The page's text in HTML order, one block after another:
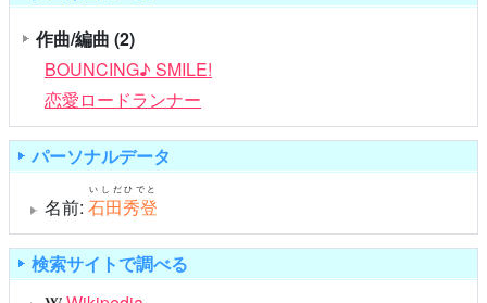
作曲/編曲 (2)
BOUNCING♪ SMILE!
恋愛ロードランナー
パーソナルデータ
名前: 石田秀登
いしだひでと
検索サイトで調べる